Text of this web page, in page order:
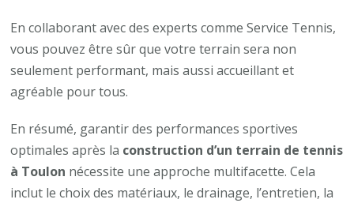
En collaborant avec des experts comme Service Tennis,
vous pouvez être sûr que votre terrain sera non
seulement performant, mais aussi accueillant et
agréable pour tous.
En résumé, garantir des performances sportives
optimales après la construction d’un terrain de tennis
à Toulon nécessite une approche multifacette. Cela
inclut le choix des matériaux, le drainage, l’entretien, la